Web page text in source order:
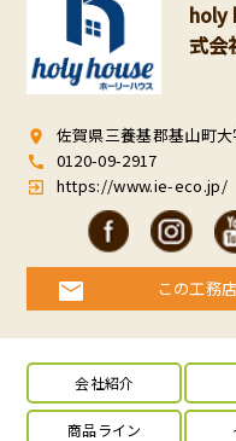
holy
式会
room 佐賀県三養基郡基山町
call 0120-09-2917
exit_to_app https://www.ie-eco.jp/
この工務
会社紹介
商品ライン